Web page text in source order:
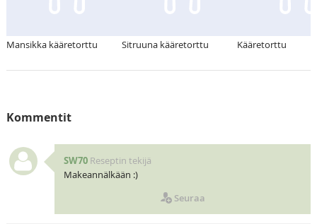
Mansikka kääretorttu Sitruuna kääretorttu Kääretorttu
Kommentit
SW70 Reseptin tekijä
Makeannälkään :)
Seuraa